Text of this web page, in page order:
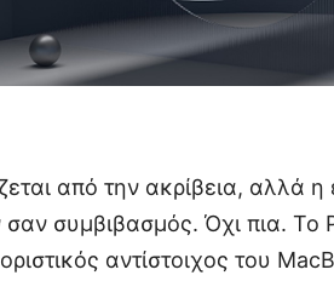
από την ακρίβεια, αλλά η
συμβιβασμός. Όχι πια. Το
αντίστοιχος του